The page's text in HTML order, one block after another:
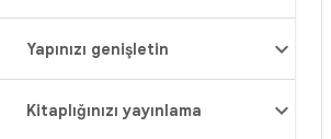
Yapınızı genişletin
Kitaplığınızı yayınlama